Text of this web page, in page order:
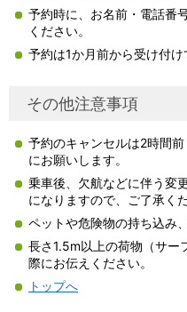
予約時に、お名前・電話番
ください。
予約は1か月前から受け付け
その他注意事項
予約のキャンセルは2時間
にお願いします。
乗車後、欠航などに伴う変
になりますので、ご了承くだ
ペットや危険物の持ち込み
長さ1.5m以上の荷物（サー
際にお伝えください。
トップへ